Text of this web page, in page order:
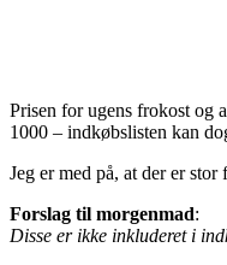
Prisen for ugens frokost og
1000 – indkøbslisten kan
Jeg er med på, at der er
Forslag til morgenmad:
Disse er ikke inkluderet i